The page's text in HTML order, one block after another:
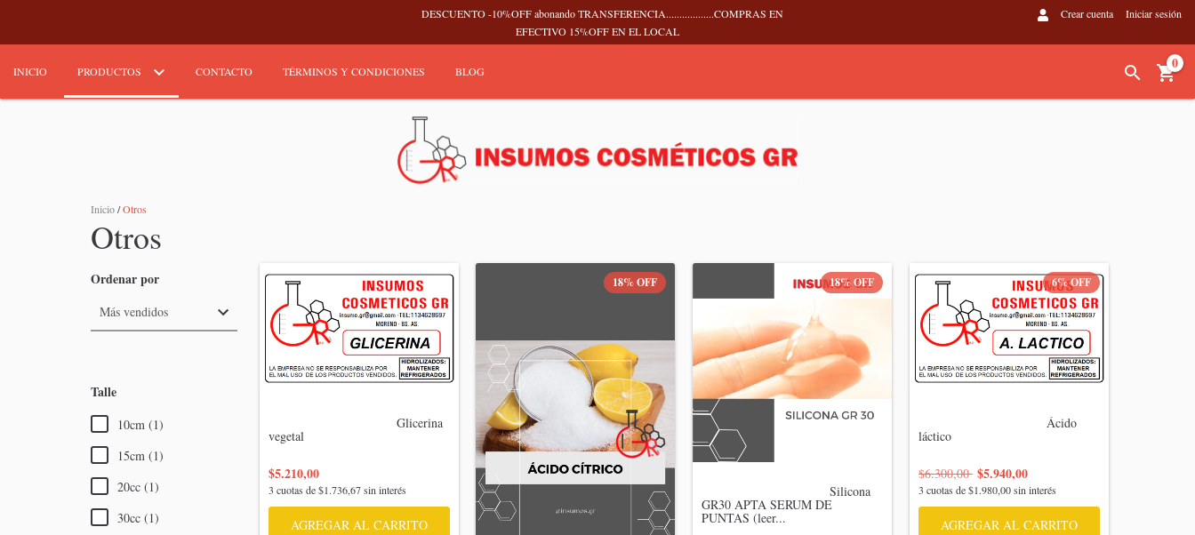
DESCUENTO -10%OFF abonando TRANSFERENCIA..................COMPRAS EN
EFECTIVO 15%OFF EN EL LOCAL
Crear cuenta Iniciar sesión
INICIO PRODUCTOS CONTACTO TÉRMINOS Y CONDICIONES BLOG 0
Inicio/Otros
Otros
Ordenar por
Talle
10cm (1)
15cm (1)
20cc (1)
30cc (1)
vegetal
$5.210,00
3 cuotas de$1.736,67sin interés
AGREGAR AL CARRITO
18%OFF 18%OFF
GR30 APTA SERUM DE
PUNTAS (leer...
6%OFF
láctico
$6.300,00 $5.940,00
3 cuotas de$1.980,00sin interés
AGREGAR AL CARRITO